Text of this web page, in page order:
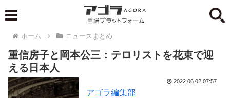
ホーム ニュースまとめ
重信房子と岡本公三：テロリストを花束で迎
える日本人
アゴラ編集部
2022.06.02 07:57